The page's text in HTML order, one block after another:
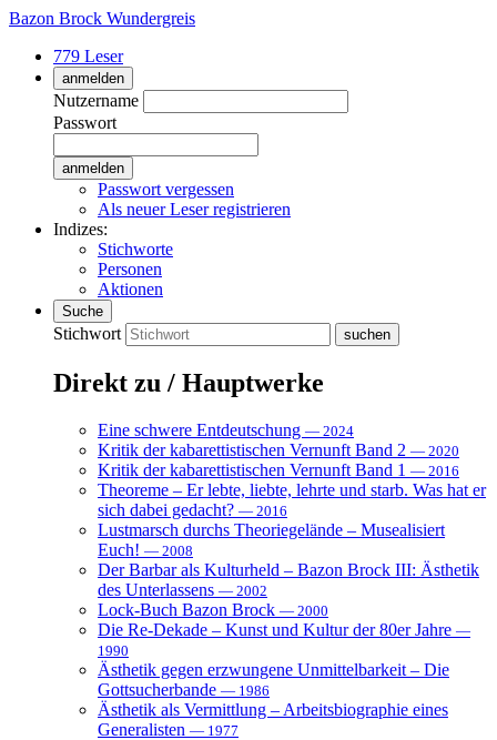
Bazon Brock Wundergreis
779 Leser
anmelden
Nutzername
Passwort
Passwort vergessen
Als neuer Leser registrieren
Indizes:
Stichworte
Personen
Aktionen
Suche
Stichwort
Direkt zu / Hauptwerke
Eine schwere Entdeutschung — 2024
Kritik der kabarettistischen Vernunft Band 2 — 2020
Kritik der kabarettistischen Vernunft Band 1 — 2016
Theoreme – Er lebte, liebte, lehrte und starb. Was hat er
sich dabei gedacht? — 2016
Lustmarsch durchs Theoriegelände – Musealisiert
Euch! — 2008
Der Barbar als Kulturheld – Bazon Brock III: Ästhetik
des Unterlassens — 2002
Lock-Buch Bazon Brock — 2000
Die Re-Dekade – Kunst und Kultur der 80er Jahre —
1990
Ästhetik gegen erzwungene Unmittelbarkeit – Die
Gottsucherbande — 1986
Ästhetik als Vermittlung – Arbeitsbiographie eines
Generalisten — 1977